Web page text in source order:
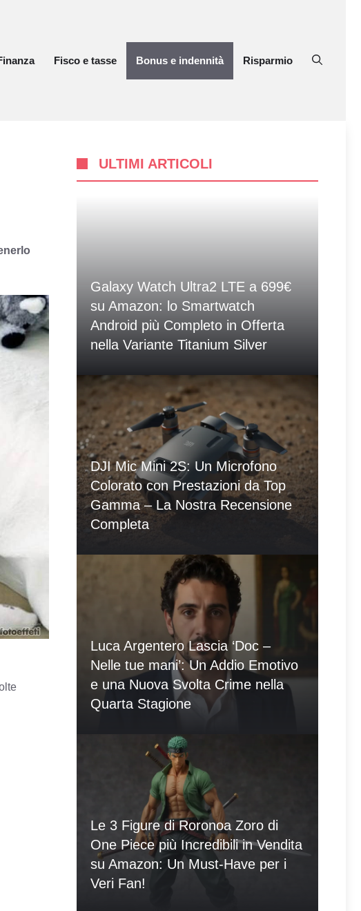
Fisco e tasse Bonus e indennità Risparmio
ULTIMI ARTICOLI
Galaxy Watch Ultra2 LTE a 699€
su Amazon: lo Smartwatch
Android più Completo in Offerta
nella Variante Titanium Silver
DJI Mic Mini 2S: Un Microfono
Colorato con Prestazioni da Top
Gamma – La Nostra Recensione
Completa
Luca Argentero Lascia ‘Doc –
Nelle tue mani’: Un Addio Emotivo
e una Nuova Svolta Crime nella
Quarta Stagione
Le 3 Figure di Roronoa Zoro di
One Piece più Incredibili in Vendita
su Amazon: Un Must-Have per i
Veri Fan!